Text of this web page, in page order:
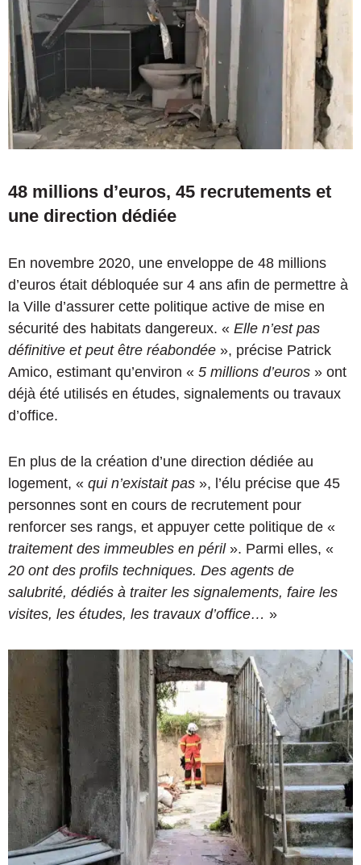
48 millions d’euros, 45 recrutements et
une direction dédiée
En novembre 2020, une enveloppe de 48 millions
d’euros était débloquée sur 4 ans afin de permettre à
la Ville d’assurer cette politique active de mise en
sécurité des habitats dangereux. « Elle n’est pas
définitive et peut être réabondée », précise Patrick
Amico, estimant qu’environ « 5 millions d’euros » ont
déjà été utilisés en études, signalements ou travaux
d’office.
En plus de la création d’une direction dédiée au
logement, « qui n’existait pas », l’élu précise que 45
personnes sont en cours de recrutement pour
renforcer ses rangs, et appuyer cette politique de «
traitement des immeubles en péril». Parmi elles, «
20 ont des profils techniques. Des agents de
salubrité, dédiés à traiter les signalements, faire les
visites, les études, les travaux d’office… »